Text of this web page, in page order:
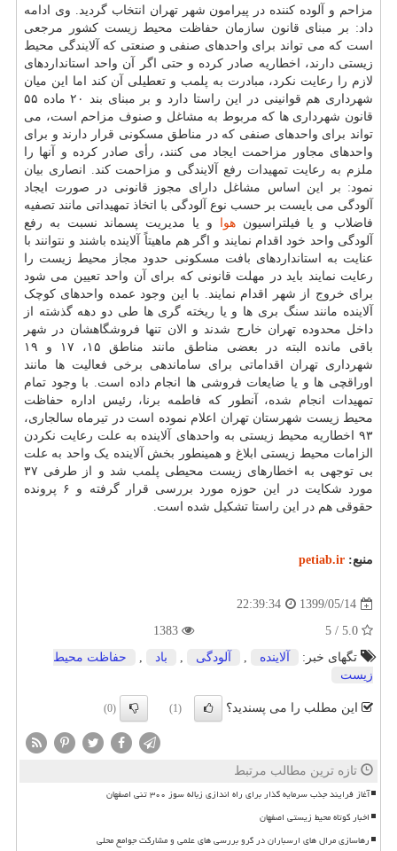
مزاحم و آلوده کننده در پیرامون شهر تهران انتخاب گردید. وی ادامه
داد: بر مبنای قانون سازمان حفاظت محیط زیست کشور مرجعی
است که می تواند برای واحدهای صنفی و صنعتی که آلایندگی محیط
زیستی دارند، اخطاریه صادر کرده و حتی اگر آن واحد استانداردهای
لازم را رعایت نکرد، مبادرت به پلمب و تعطیلی آن کند اما این میان
شهرداری هم قوانینی در این راستا دارد و بر مبنای بند ۲۰ ماده ۵۵
قانون شهرداری ها که مربوط به مشاغل و صنوف مزاحم است، می
تواند برای واحدهای صنفی که در مناطق مسکونی قرار دارند و برای
واحدهای مجاور مزاحمت ایجاد می کنند، رأی صادر کرده و آنها را
ملزم به رعایت تمهیدات رفع آلایندگی و مزاحمت کند. انصاری بیان
نمود: بر این اساس مشاغل دارای مجوز قانونی در صورت ایجاد
آلودگی می بایست بر حسب نوع آلودگی با اتخاذ تمهیداتی مانند تصفیه
فاضلاب و یا فیلتراسیونهوا و یا مدیریت پسماند نسبت به رفع
آلودگی واحد خود اقدام نمایند و اگر هم ماهیتاً آلاینده باشند و نتوانند با
عنایت به استانداردهای بافت مسکونی حدود مجاز محیط زیست را
رعایت نمایند باید در مهلت قانونی که برای آن واحد تعیین می شود
برای خروج از شهر اقدام نمایند. با این وجود عمده واحدهای کوچک
آلاینده مانند سنگ بری ها و یا ریخته گری ها طی دو دهه گذشته از
داخل محدوده تهران خارج شدند و الان تنها فروشگاهشان در شهر
باقی مانده البته در بعضی مناطق مانند مناطق ۱۵، ۱۷ و ۱۹
شهرداری تهران اقداماتی برای ساماندهی برخی فعالیت ها مانند
اوراقچی ها و یا ضایعات فروشی ها انجام داده است. با وجود تمام
تمهیدات انجام شده، آنطور که فاطمه برنا، رئیس اداره حفاظت
محیط زیست شهرستان تهران اعلام نموده است در تیرماه سالجاری،
۹۳ اخطاریه محیط زیستی به واحدهای آلاینده به علت رعایت نکردن
الزامات محیط زیستی ابلاغ و همینطور بخش آلاینده یک واحد به علت
بی توجهی به اخطارهای زیست محیطی پلمب شد و از طرفی ۳۷
مورد شکایت در این حوزه مورد بررسی قرار گرفته و ۶ پرونده
حقوقی هم در این راستا تشکیل شده است.
منبع: petiab.ir
1399/05/14
22:39:34
تگهای خبر:
آلاینده , آلودگی , باد ,
حفاظت محیط
زیست
این مطلب را می پسندید؟ (1)
(0)
تازه ترین مطالب مرتبط
آغاز فرایند جذب سرمایه گذار برای راه اندازی زباله سوز ۳۰۰ تنی اصفهان
اخبار کوتاه محیط زیستی اصفهان
رهاسازی مرال های ارسباران در گرو بررسی های علمی و مشارکت جوامع محلی